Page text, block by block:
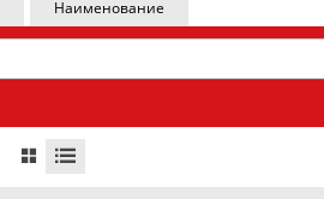
Наименование